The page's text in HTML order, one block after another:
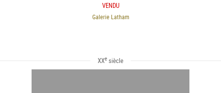
VENDU
Galerie Latham
XXe siècle